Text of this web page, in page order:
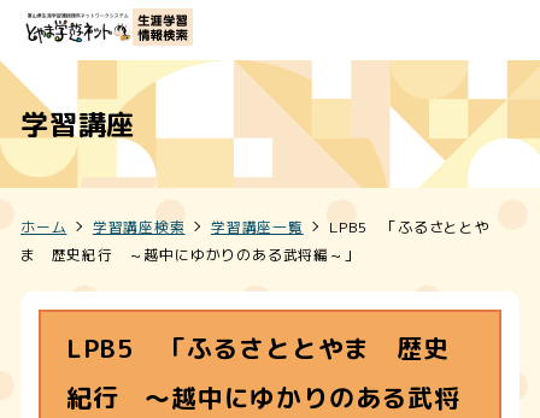
学習講座
ホーム 学習講座検索 学習講座一覧
LPB5 「ふるさととや
ま 歴史紀行 ～越中にゆかりのある武将編～」
LPB5 「ふるさととやま 歴史
紀行 ～越中にゆかりのある武将